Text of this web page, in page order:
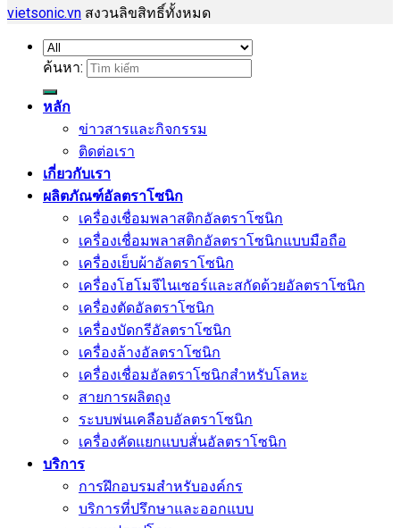
vietsonic.vn สงวนลิขสิทธิ์ทั้งหมด
ค้นหา:
หลัก
ข่าวสารและกิจกรรม
ติดต่อเรา
เกี่ยวกับเรา
ผลิตภัณฑ์อัลตราโซนิก
เครื่องเชื่อมพลาสติกอัลตราโซนิก
เครื่องเชื่อมพลาสติกอัลตราโซนิกแบบมือถือ
เครื่องเย็บผ้าอัลตราโซนิก
เครื่องโฮโมจีไนเซอร์และสกัดด้วยอัลตราโซนิก
เครื่องตัดอัลตราโซนิก
เครื่องบัดกรีอัลตราโซนิก
เครื่องล้างอัลตราโซนิก
เครื่องเชื่อมอัลตราโซนิกสำหรับโลหะ
สายการผลิตถุง
ระบบพ่นเคลือบอัลตราโซนิก
เครื่องคัดแยกแบบสั่นอัลตราโซนิก
บริการ
การฝึกอบรมสำหรับองค์กร
บริการที่ปรึกษาและออกแบบ